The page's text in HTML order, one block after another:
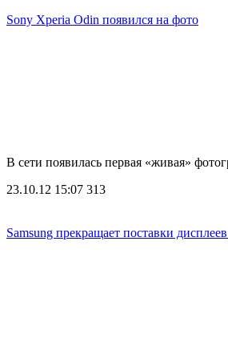
Sony Xperia Odin появился на фото
В сети появилась первая «живая»
23.10.12 15:07 313
Samsung прекращает поставки